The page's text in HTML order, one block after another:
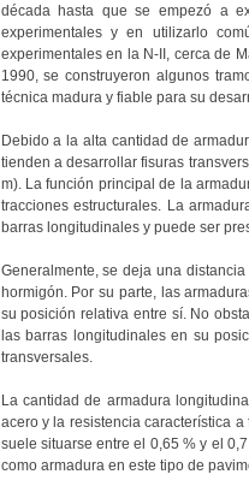
década hasta que se empezó a
experimentales y en utilizarlo
experimentales en la N-II, cerca de
1990, se construyeron algunos
técnica madura y fiable para su
Debido a la alta cantidad de
tienden a desarrollar fisuras
m). La función principal de la
tracciones estructurales. La
barras longitudinales y puede ser
Generalmente, se deja una
hormigón. Por su parte, las
su posición relativa entre sí. No
las barras longitudinales en su
transversales.
La cantidad de armadura
acero y la resistencia característica
suele situarse entre el 0,65 % y el
como armadura en este tipo de